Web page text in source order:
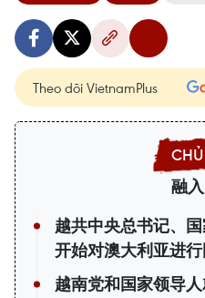
Theo dõi VietnamPlus
融
越共中央总书记、
开始对澳大利亚进
越南党和国家领导